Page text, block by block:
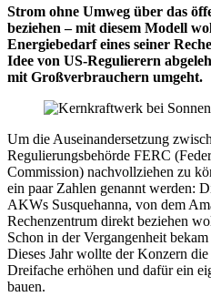
Strom ohne Umweg über das
beziehen – mit diesem Modell
Energiebedarf eines seiner
Idee von US-Regulierern
mit Großverbrauchern umgeht.
Um die Auseinandersetzung
Regulierungsbehörde FERC
Commission) nachvollziehen zu
ein paar Zahlen genannt werden:
AKWs Susquehanna, von dem
Rechenzentrum direkt beziehen
Schon in der Vergangenheit
Dieses Jahr wollte der Konzern
Dreifache erhöhen und dafür ein
bauen.